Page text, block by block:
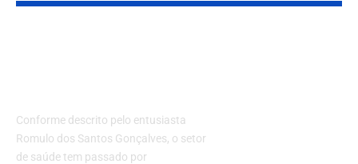
Conforme descrito pelo entusiasta
Romulo dos Santos Gonçalves, o setor
de saúde tem passado por